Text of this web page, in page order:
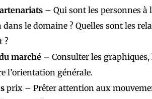
– Qui sont les personnes à
le domaine ? Quelles sont les
?
marché – Consulter les
l’orientation générale.
prix – Prêter attention aux